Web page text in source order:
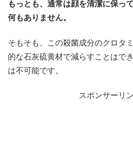
もっとも、通常は顔を清潔に保っ
何もありません。
そもそも、この殺菌成分のクロタ
的な石灰硫黄材で減らすことはで
は不可能です。
スポンサーリ